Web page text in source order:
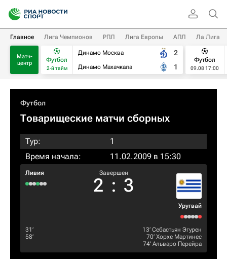
Главное Лига Чемпионов РПЛ Лига Европы АПЛ Ла Лига
Матч-
центр
Футбол
2-й тайм
Динамо Москва
Динамо Махачкала
2
1
Футбол
09.08 17:00
Футбол
Товарищеские матчи сборных
Тур:
1
Время начала:
11.02.2009 в 15:30
Ливия Завершен
2 : 3
Уругвай
31‎’‎
58‎’‎
13‎’‎ Себастьян Эгурен
70‎’‎ Хорхе Мартинес
74‎’‎ Альваро Перейра